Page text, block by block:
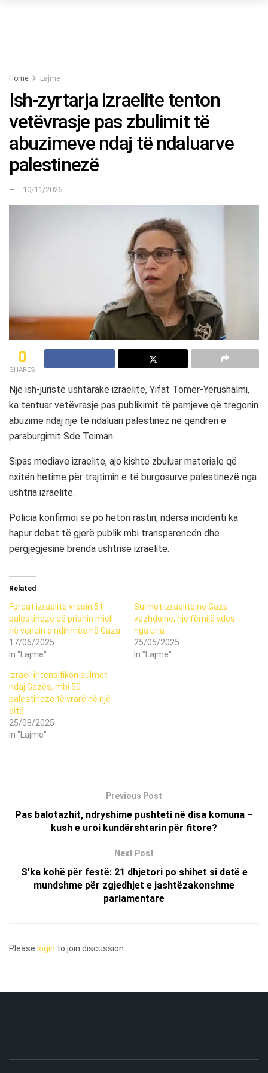
Home Lajme
Ish-zyrtarja izraelite tenton
vetëvrasje pas zbulimit të
abuzimeve ndaj të ndaluarve
palestinezë
10/11/2025
0
SHARES
Një ish-juriste ushtarake izraelite, Yifat Tomer-Yerushalmi,
ka tentuar vetëvrasje pas publikimit të pamjeve që tregonin
abuzime ndaj një të ndaluari palestinez në qendrën e
paraburgimit Sde Teiman.
Sipas mediave izraelite, ajo kishte zbuluar materiale që
nxitën hetime për trajtimin e të burgosurve palestinezë nga
ushtria izraelite.
Policia konfirmoi se po heton rastin, ndërsa incidenti ka
hapur debat të gjerë publik mbi transparencën dhe
përgjegjësinë brenda ushtrisë izraelite.
Related
Forcat izraelite vrasin 51
palestinezë që prisnin miell
në vendin e ndihmës në Gaza
17/06/2025
In "Lajme"
Sulmet izraelite në Gaza
vazhdojnë, një fëmijë vdes
nga uria
25/05/2025
In "Lajme"
Izraeli intensifikon sulmet
ndaj Gazës, mbi 50
palestinezë të vrarë në një
ditë
25/08/2025
In "Lajme"
Previous Post
Pas balotazhit, ndryshime pushteti në disa komuna –
kush e uroi kundërshtarin për fitore?
Next Post
S’ka kohë për festë: 21 dhjetori po shihet si datë e
mundshme për zgjedhjet e jashtëzakonshme
parlamentare
Please login to join discussion